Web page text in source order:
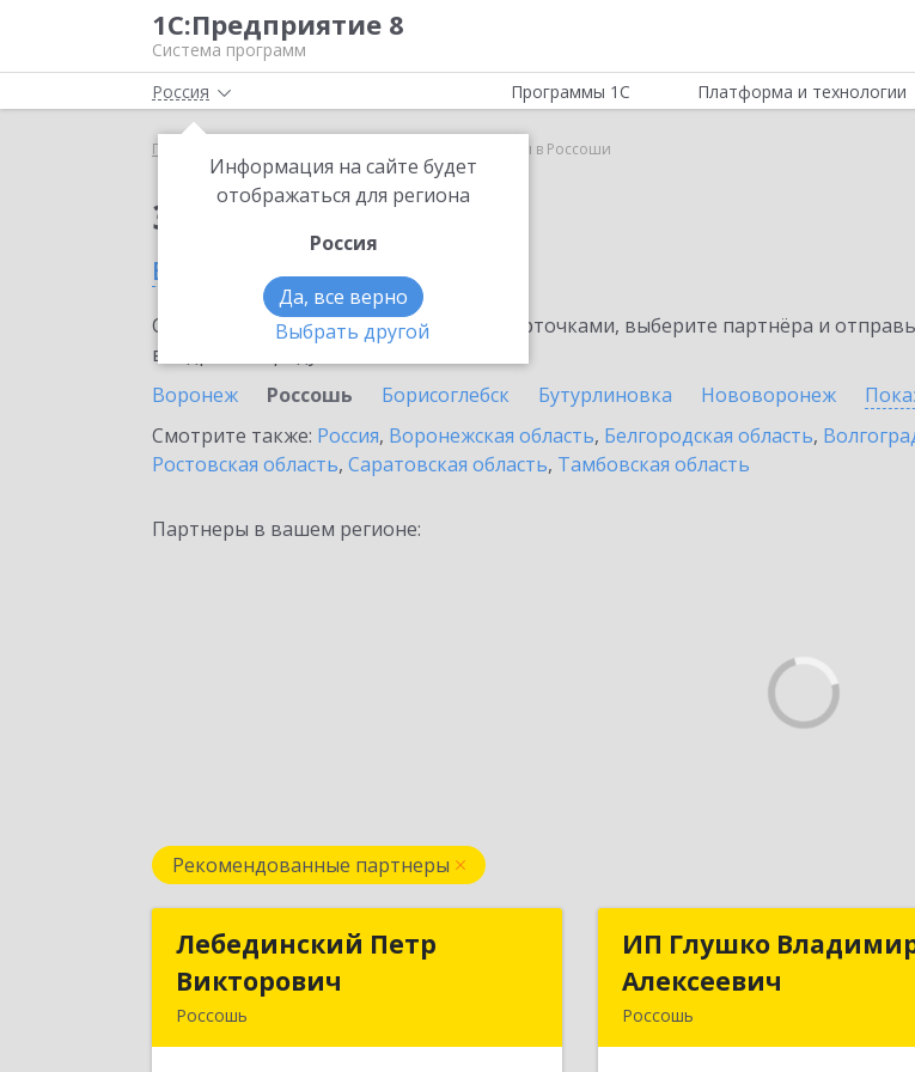
1С:Предприятие 8
Система программ
Россия
Информация на сайте будет
отображаться для региона
Россия
Да, все верно
Выбрать другой
Программы 1С Платформа и технологии
Главная 1С-Товары в Россоши
Заказать 1С-Товары
в Россоши
Ознакомьтесь с информационными карточками, выберите партнёра и
внедрение продукта.
Воронеж
Россошь Борисоглебск Бутурлиновка Нововоронеж
Смотрите также: Россия, Воронежская область, Белгородская область,
Ростовская область, Саратовская область, Тамбовская область
Партнеры в вашем регионе:
Рекомендованные партнеры
Лебединский Петр
Викторович
Россошь
Лебединский Петр
ИП Глушко
Алексеевич
Россошь
ИП Глушко